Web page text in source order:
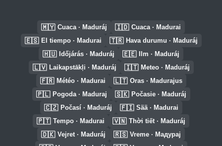
🇲🇾 Cuaca · Maduráj 🇮🇩 Cuaca · Madurai
🇪🇸 El tiempo · Madurai 🇹🇷 Hava durumu · Maduráj
🇭🇺 Időjárás · Maduráj 🇪🇪 Ilm · Maduráj
🇱🇻 Laikapstākļi · Maduráj 🇮🇹 Meteo · Maduráj
🇫🇷 Météo · Madurai 🇱🇹 Oras · Madurajus
🇵🇱 Pogoda · Maduraj 🇸🇰 Počasie · Maduráj
🇨🇿 Počasí · Maduráj 🇫🇮 Sää · Madurai
🇵🇹 Tempo · Madurai 🇻🇳 Thời tiết · Maduráj
🇩🇰 Vejret · Maduráj 🇷🇸 Vreme · Мадурај